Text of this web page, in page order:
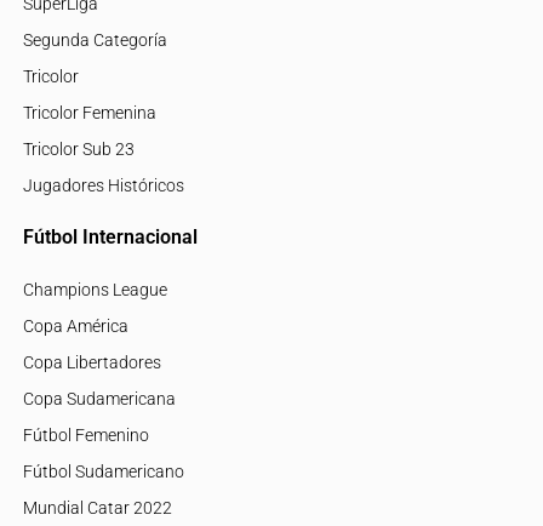
Segunda Categoría
Tricolor
Tricolor Femenina
Tricolor Sub 23
Jugadores Históricos
Fútbol Internacional
Champions League
Copa América
Copa Libertadores
Copa Sudamericana
Fútbol Femenino
Fútbol Sudamericano
Mundial Catar 2022